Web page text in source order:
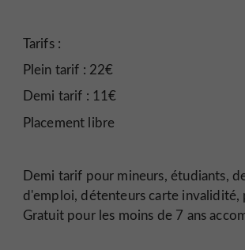
Tarifs :
Plein tarif : 22€
Demi tarif : 11€
Placement libre
Demi tarif pour mineurs, étudiants,
d'emploi, détenteurs carte invalidité,
Gratuit pour les moins de 7 ans